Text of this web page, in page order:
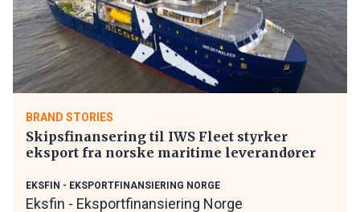
BRAND STORIES
Skipsfinansering til IWS Fleet styrker
eksport fra norske maritime leverandører
EKSFIN - EKSPORTFINANSIERING NORGE
Eksfin - Eksportfinansiering Norge